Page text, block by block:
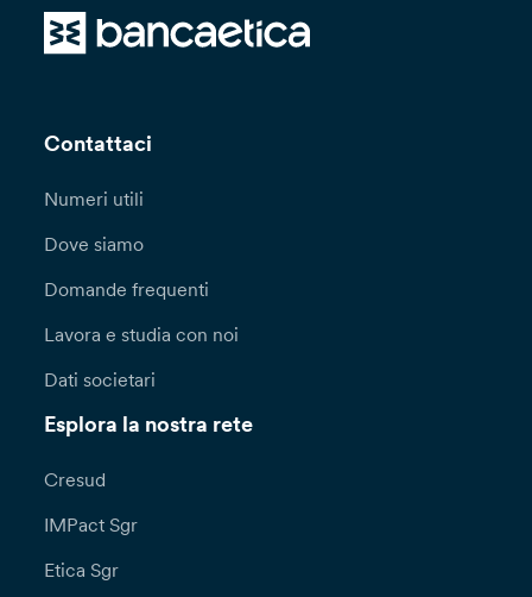
Contattaci
Numeri utili
Dove siamo
Domande frequenti
Lavora e studia con noi
Dati societari
Esplora la nostra rete
Cresud
IMPact Sgr
Etica Sgr